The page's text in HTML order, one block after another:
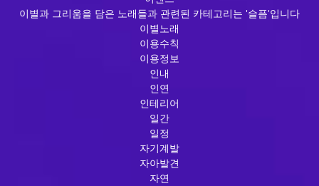
이별과 그리움을 담은 노래들과 관련된 카테고리는 '슬픔'입니다
이별노래
이용수칙
이용정보
인내
인연
인테리어
일간
일정
자기계발
자아발견
자연